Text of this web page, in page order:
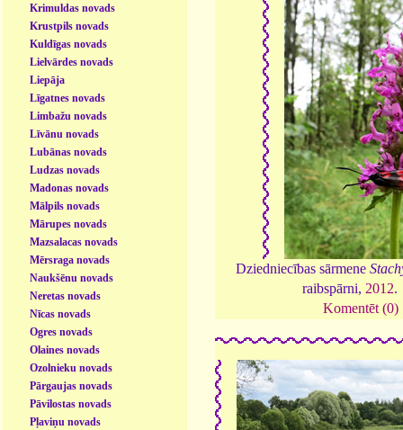
Krimuldas novads
Krustpils novads
Kuldīgas novads
Lielvārdes novads
Liepāja
Līgatnes novads
Limbažu novads
Līvānu novads
Lubānas novads
Ludzas novads
Madonas novads
Mālpils novads
Mārupes novads
Mazsalacas novads
Mērsraga novads
Naukšēnu novads
Neretas novads
Nīcas novads
Ogres novads
Olaines novads
Ozolnieku novads
Pārgaujas novads
Pāvilostas novads
Pļaviņu novads
Dziedniecības sārmene
raibspārni, 2012.
Komentēt (0)